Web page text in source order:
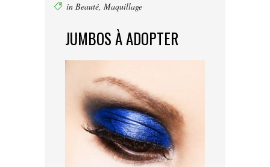
in Beauté, Maquillage
JUMBOS À ADOPTER